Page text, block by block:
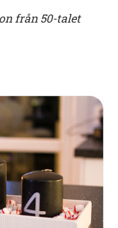
från 50-talet